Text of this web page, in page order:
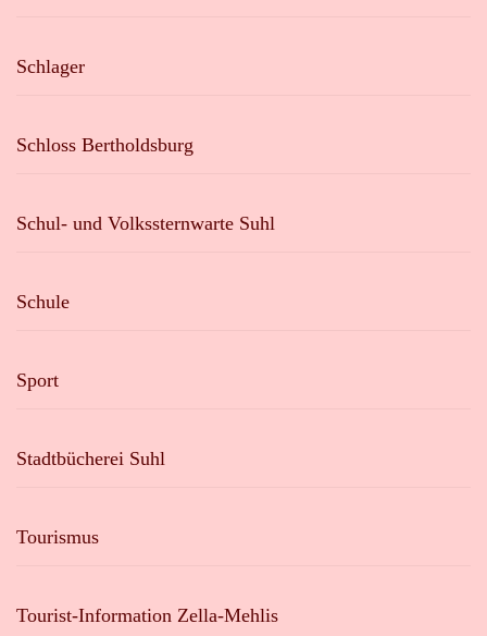
Schlager
Schloss Bertholdsburg
Schul- und Volkssternwarte Suhl
Schule
Sport
Stadtbücherei Suhl
Tourismus
Tourist-Information Zella-Mehlis